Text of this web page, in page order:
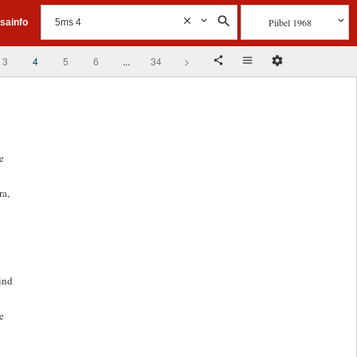
Piibel 1968
3 4 5 6 ... 34 >